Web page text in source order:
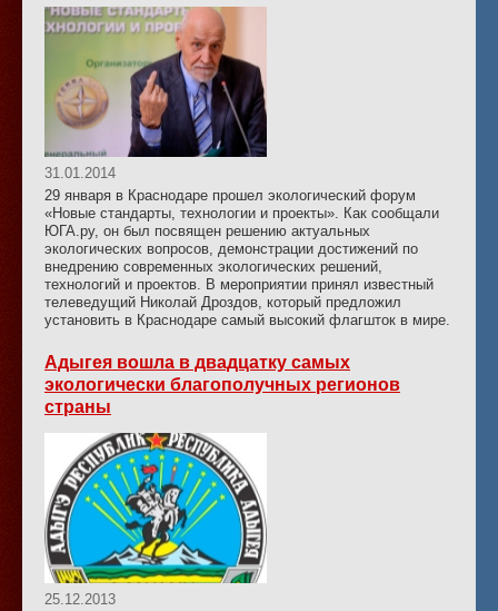
31.01.2014
29 января в Краснодаре прошел экологический форум
«Новые стандарты, технологии и проекты». Как сообщали
ЮГА.ру, он был посвящен решению актуальных
экологических вопросов, демонстрации достижений по
внедрению современных экологических решений,
технологий и проектов. В мероприятии принял известный
телеведущий Николай Дроздов, который предложил
установить в Краснодаре самый высокий флагшток в мире.
Адыгея вошла в двадцатку самых
экологически благополучных регионов
страны
25.12.2013